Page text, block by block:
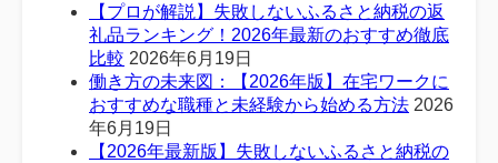
【プロが解説】失敗しないふるさと納税の返
礼品ランキング！2026年最新のおすすめ徹底
比較 2026年6月19日
働き方の未来図：【2026年版】在宅ワークに
おすすめな職種と未経験から始める方法 2026
年6月19日
【2026年最新版】失敗しないふるさと納税の